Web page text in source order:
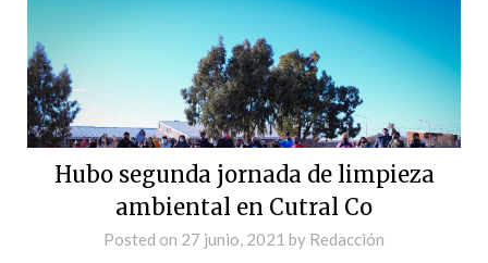
Hubo segunda jornada de limpieza
ambiental en Cutral Co
Posted on 27 junio, 2021 by Redacción